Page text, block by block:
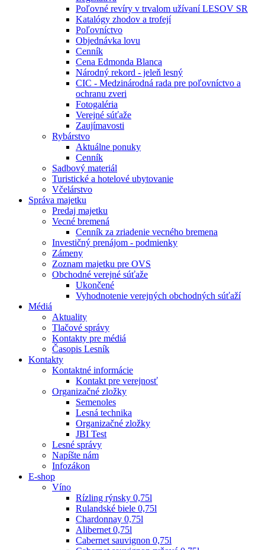
Poľovné revíry v trvalom užívaní LESOV SR
Katalógy zhodov a trofejí
Poľovníctvo
Objednávka lovu
Cenník
Cena Edmonda Blanca
Národný rekord - jeleň lesný
CIC - Medzinárodná rada pre poľovníctvo a
ochranu zveri
Fotogaléria
Verejné súťaže
Zaujímavosti
Rybárstvo
Aktuálne ponuky
Cenník
Sadbový materiál
Turistické a hotelové ubytovanie
Včelárstvo
Správa majetku
Predaj majetku
Vecné bremená
Cenník za zriadenie vecného bremena
Investičný prenájom - podmienky
Zámeny
Zoznam majetku pre OVS
Obchodné verejné súťaže
Ukončené
Vyhodnotenie verejných obchodných súťaží
Médiá
Aktuality
Tlačové správy
Kontakty pre médiá
Časopis Lesník
Kontakty
Kontaktné informácie
Kontakt pre verejnosť
Organizačné zložky
Semenoles
Lesná technika
Organizačné zložky
JBI Test
Lesné správy
Napíšte nám
Infozákon
E-shop
Víno
Rízling rýnsky 0,75l
Rulandské biele 0,75l
Chardonnay 0,75l
Alibernet 0,75l
Cabernet sauvignon 0,75l